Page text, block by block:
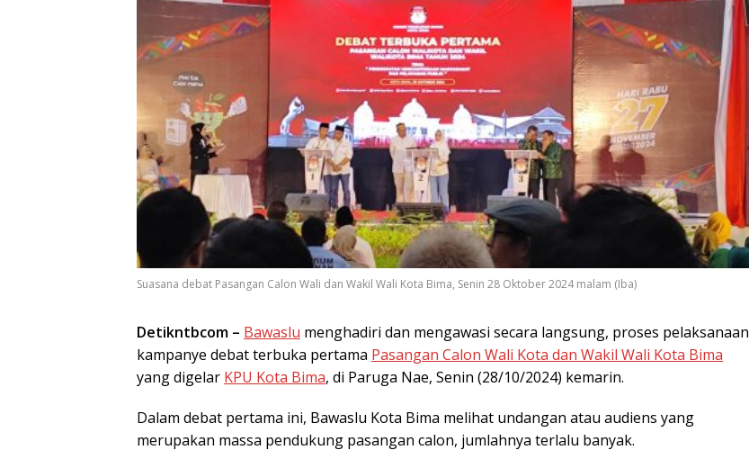
Suasana debat Pasangan Calon Wali dan Wakil Wali Kota Bima, Senin 28 Oktober 2024 malam (Iba)
Detikntbcom – Bawaslu menghadiri dan mengawasi secara langsung, proses pelaksanaan
kampanye debat terbuka pertama Pasangan Calon Wali Kota dan Wakil Wali Kota Bima
yang digelar KPU Kota Bima, di Paruga Nae, Senin (28/10/2024) kemarin.
Dalam debat pertama ini, Bawaslu Kota Bima melihat undangan atau audiens yang
merupakan massa pendukung pasangan calon, jumlahnya terlalu banyak.